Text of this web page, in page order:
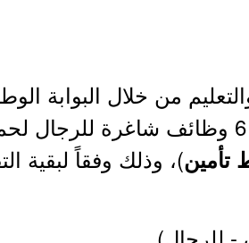
من خلال البوابة
) توفر 6 وظائف شاغرة
تأمين)، وذلك وفقاً لبقية